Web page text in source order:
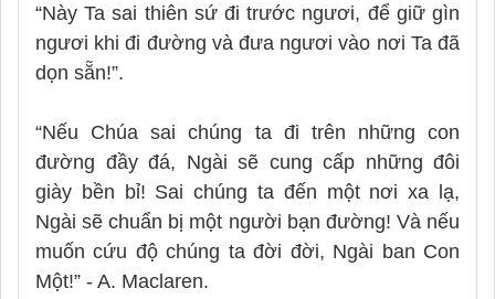
“Này Ta sai thiên sứ đi trước ngươi, để giữ gìn
ngươi khi đi đường và đưa ngươi vào nơi Ta đã
dọn sẵn!”.
“Nếu Chúa sai chúng ta đi trên những con
đường đầy đá, Ngài sẽ cung cấp những đôi
giày bền bỉ! Sai chúng ta đến một nơi xa lạ,
Ngài sẽ chuẩn bị một người bạn đường! Và nếu
muốn cứu độ chúng ta đời đời, Ngài ban Con
Một!” - A. Maclaren.